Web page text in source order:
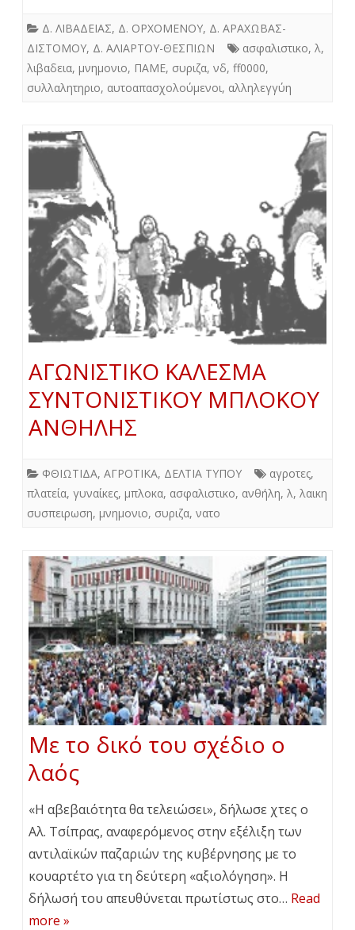
Δ. ΛΙΒΑΔΕΙΑΣ, Δ. ΟΡΧΟΜΕΝΟΥ, Δ. ΑΡΑΧΩΒΑΣ-
ΔΙΣΤΟΜΟΥ, Δ. ΑΛΙΑΡΤΟΥ-ΘΕΣΠΙΩΝ ασφαλιστικο, λ,
λιβαδεια, μνημονιο, ΠΑΜΕ, συριζα, νδ, ff0000,
συλλαλητηριο, αυτοαπασχολούμενοι, αλληλεγγύη
ΑΓΩΝΙΣΤΙΚΟ ΚΑΛΕΣΜΑ
ΣΥΝΤΟΝΙΣΤΙΚΟΥ ΜΠΛΟΚΟΥ
ΑΝΘΗΛΗΣ
ΦΘΙΩΤΙΔΑ, ΑΓΡΟΤΙΚΑ, ΔΕΛΤΙΑ ΤΥΠΟΥ αγροτες,
πλατεία, γυναίκες, μπλοκα, ασφαλιστικο, ανθήλη, λ, λαικη
συσπειρωση, μνημονιο, συριζα, νατο
Με το δικό του σχέδιο ο
λαός
«Η αβεβαιότητα θα τελειώσει», δήλωσε χτες ο
Αλ. Τσίπρας, αναφερόμενος στην εξέλιξη των
αντιλαϊκών παζαριών της κυβέρνησης με το
κουαρτέτο για τη δεύτερη «αξιολόγηση». Η
δήλωσή του απευθύνεται πρωτίστως στο… Read
more »